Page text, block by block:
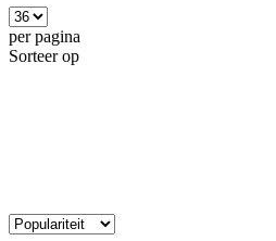
per pagina
Sorteer op